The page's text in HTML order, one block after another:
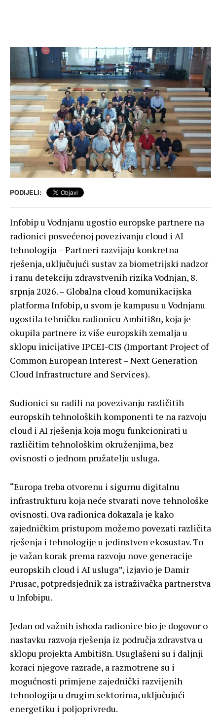
PODIJELI:
Infobip u Vodnjanu ugostio europske partnere na
radionici posvećenoj povezivanju cloud i AI
tehnologija – Partneri razvijaju konkretna
rješenja, uključujući sustav za biometrijski nadzor
i ranu detekciju zdravstvenih rizika Vodnjan, 8.
srpnja 2026. – Globalna cloud komunikacijska
platforma Infobip, u svom je kampusu u Vodnjanu
ugostila tehničku radionicu Ambiti8n, koja je
okupila partnere iz više europskih zemalja u
sklopu inicijative IPCEI-CIS (Important Project of
Common European Interest – Next Generation
Cloud Infrastructure and Services).
Sudionici su radili na povezivanju različitih
europskih tehnoloških komponenti te na razvoju
cloud i AI rješenja koja mogu funkcionirati u
različitim tehnološkim okruženjima, bez
ovisnosti o jednom pružatelju usluga.
“Europa treba otvorenu i sigurnu digitalnu
infrastrukturu koja neće stvarati nove tehnološke
ovisnosti. Ova radionica dokazala je kako
zajedničkim pristupom možemo povezati različita
rješenja i tehnologije u jedinstven ekosustav. To
je važan korak prema razvoju nove generacije
europskih cloud i AI usluga”, izjavio je Damir
Prusac, potpredsjednik za istraživačka partnerstva
u Infobipu.
Jedan od važnih ishoda radionice bio je dogovor o
nastavku razvoja rješenja iz područja zdravstva u
sklopu projekta Ambiti8n. Usuglašeni su i daljnji
koraci njegove razrade, a razmotrene su i
mogućnosti primjene zajednički razvijenih
tehnologija u drugim sektorima, uključujući
energetiku i poljoprivredu.